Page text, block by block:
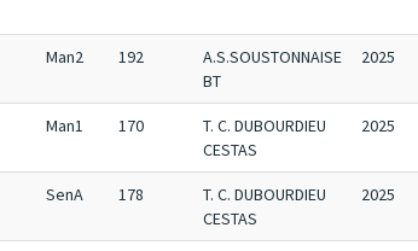
Man2 192
A.S.SOUSTONNAISE
BT
2025
Man1 170
T. C. DUBOURDIEU
CESTAS
2025
SenA 178
T. C. DUBOURDIEU
CESTAS
2025